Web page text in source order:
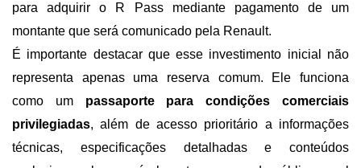
para adquirir o R Pass mediante pagamento de um
montante que será comunicado pela Renault.
É importante destacar que esse investimento inicial não
representa apenas uma reserva comum. Ele funciona
como um passaporte para condições comerciais
privilegiadas, além de acesso prioritário a informações
técnicas, especificações detalhadas e conteúdos